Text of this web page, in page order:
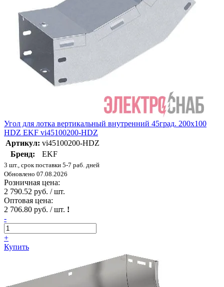
Угол для лотка вертикальный внутренний 45град. 200х100
HDZ EKF vi45100200-HDZ
Артикул: vi45100200-HDZ
Бренд:
EKF
3 шт., срок поставки 5-7 раб. дней
Обновлено 07.08.2026
Розничная цена:
2 790.52 руб. / шт.
Оптовая цена:
2 706.80 руб. / шт. !
-
+
Купить